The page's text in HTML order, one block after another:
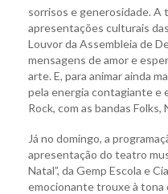
sorrisos e generosidade. A
apresentações culturais
Louvor da Assembleia de
mensagens de amor e
arte. E, para animar ainda
pela energia contagiante e
Rock, com as bandas
Já no domingo, a
apresentação do teatro
Natal”, da Gemp Escola e
emocionante trouxe à tona